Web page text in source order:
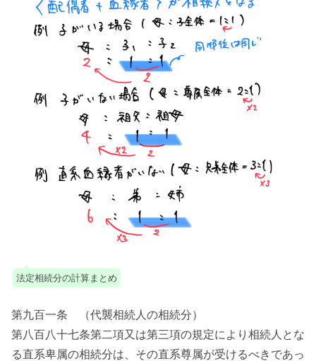
法定相続分の計算まとめ
第九百一条 （代襲相続人の相続分）
第八百八十七条第二項又は第三項の規定により相続人とな
る直系卑属の相続分は、その直系尊属が受けるべきであっ